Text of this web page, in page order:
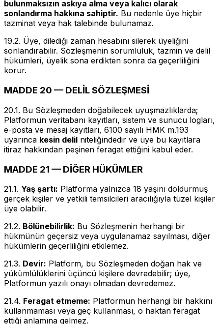
bulunmaksızın askıya alma veya kalıcı olarak
sonlandırma hakkına sahiptir. Bu nedenle üye hiçbir
tazminat veya hak talebinde bulunamaz.
19.2. Üye, dilediği zaman hesabını silerek üyeliğini
sonlandırabilir. Sözleşmenin sorumluluk, tazmin ve delil
hükümleri, üyelik sona erdikten sonra da geçerliliğini
korur.
MADDE 20 — DELİL SÖZLEŞMESİ
20.1. Bu Sözleşmeden doğabilecek uyuşmazlıklarda;
Platformun veritabanı kayıtları, sistem ve sunucu logları,
e-posta ve mesaj kayıtları, 6100 sayılı HMK m.193
uyarınca kesin delil niteliğindedir ve üye bu kayıtlara
itiraz hakkından peşinen feragat ettiğini kabul eder.
MADDE 21 — DİĞER HÜKÜMLER
21.1. Yaş şartı: Platforma yalnızca 18 yaşını doldurmuş
gerçek kişiler ve yetkili temsilcileri aracılığıyla tüzel kişiler
üye olabilir.
21.2. Bölünebilirlik: Bu Sözleşmenin herhangi bir
hükmünün geçersiz veya uygulanamaz sayılması, diğer
hükümlerin geçerliliğini etkilemez.
21.3. Devir: Platform, bu Sözleşmeden doğan hak ve
yükümlülüklerini üçüncü kişilere devredebilir; üye,
Platformun yazılı onayı olmadan devredemez.
21.4. Feragat etmeme: Platformun herhangi bir hakkını
kullanmaması veya geç kullanması, o haktan feragat
ettiği anlamına gelmez.